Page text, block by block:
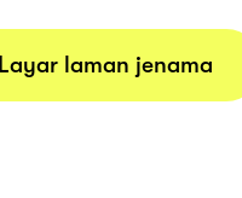
Layar laman jenama